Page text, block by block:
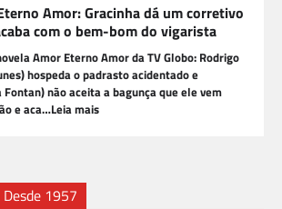
Amor: Gracinha dá um corretivo
com o bem-bom do vigarista
Amor Eterno Amor da TV Globo: Rodrigo
hospeda o padrasto acidentado e
Fontan) não aceita a bagunça que ele vem
e aca…Leia mais
1957